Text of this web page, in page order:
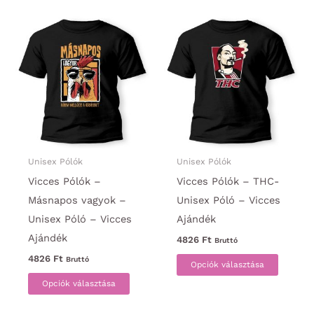
Unisex Pólók
Vicces Pólók –
Másnapos vagyok –
Unisex Póló – Vicces
Ajándék
4826 Ft Bruttó
Opciók választása
Ennek
a
Unisex Pólók
Vicces Pólók – THC-
Unisex Póló – Vicces
Ajándék
4826 Ft Bruttó
Opciók választása
Ennek
a